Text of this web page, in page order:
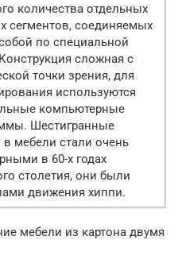
количества отдельных
сегментов, соединяемых
по специальной
сложная с
точки зрения, для
используются
компьютерные
Шестигранные
в мебели стали очень
в 60-х годах
столетия, они были
движения хиппи.
мебели из картона двумя